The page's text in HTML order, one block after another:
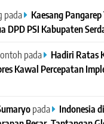
pada
Kaesang
DPD PSI Kabupaten
pada
Hadiri Ratas
Kawal Percepatan
pada
Indonesia